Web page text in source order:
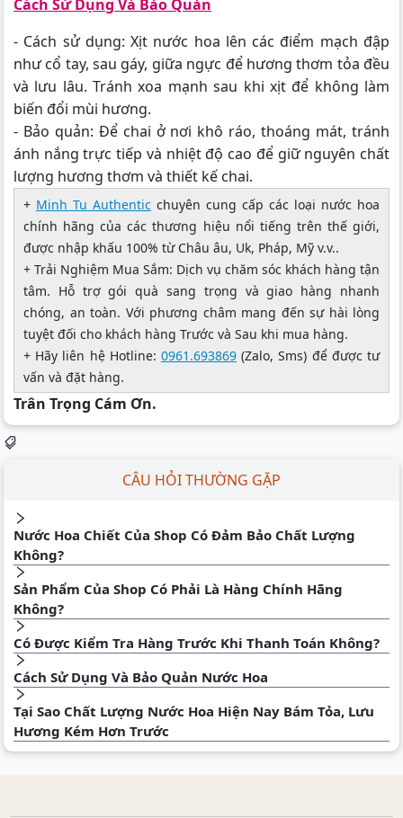
Cách Sử Dụng Và Bảo Quản
- Cách sử dụng: Xịt nước hoa lên các điểm mạch đập
như cổ tay, sau gáy, giữa ngực để hương thơm tỏa đều
và lưu lâu. Tránh xoa mạnh sau khi xịt để không làm
biến đổi mùi hương.
- Bảo quản: Để chai ở nơi khô ráo, thoáng mát, tránh
ánh nắng trực tiếp và nhiệt độ cao để giữ nguyên chất
lượng hương thơm và thiết kế chai.
+ Minh Tu Authentic chuyên cung cấp các loại nước hoa
chính hãng của các thương hiệu nổi tiếng trên thế giới,
được nhập khấu 100% từ Châu âu, Uk, Pháp, Mỹ v.v..
+ Trải Nghiệm Mua Sắm: Dịch vụ chăm sóc khách hàng tận
tâm. Hỗ trợ gói quà sang trọng và giao hàng nhanh
chóng, an toàn. Với phương châm mang đến sự hài lòng
tuyệt đối cho khách hàng Trước và Sau khi mua hàng.
+ Hãy liên hệ Hotline: 0961.693869 (Zalo, Sms) để được tư
vấn và đặt hàng.
Trân Trọng Cám Ơn.
CÂU HỎI THƯỜNG GẶP
Nước Hoa Chiết Của Shop Có Đảm Bảo Chất Lượng
Không?
Sản Phẩm Của Shop Có Phải Là Hàng Chính Hãng
Không?
Có Được Kiểm Tra Hàng Trước Khi Thanh Toán Không?
Cách Sử Dụng Và Bảo Quản Nước Hoa
Tại Sao Chất Lượng Nước Hoa Hiện Nay Bám Tỏa, Lưu
Hương Kém Hơn Trước